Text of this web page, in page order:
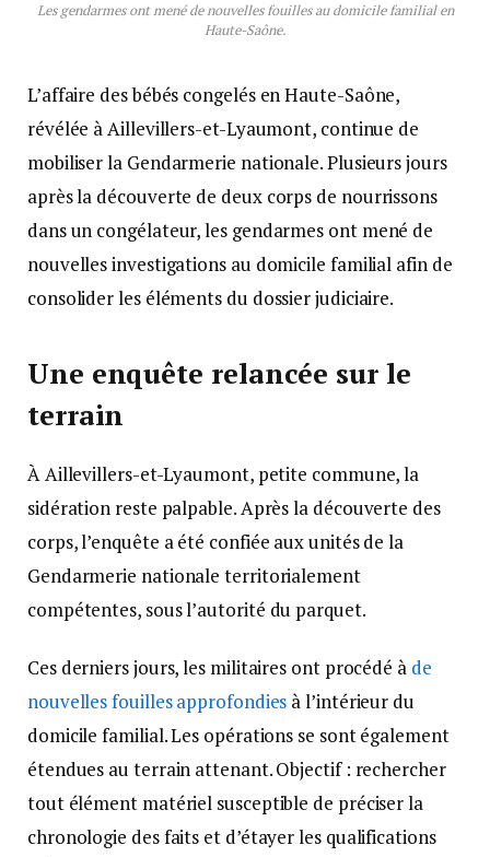
Les gendarmes ont mené de nouvelles fouilles au domicile familial en
Haute-Saône.
L’affaire des bébés congelés en Haute-Saône,
révélée à Aillevillers-et-Lyaumont, continue de
mobiliser la Gendarmerie nationale. Plusieurs jours
après la découverte de deux corps de nourrissons
dans un congélateur, les gendarmes ont mené de
nouvelles investigations au domicile familial afin de
consolider les éléments du dossier judiciaire.
Une enquête relancée sur le
terrain
À Aillevillers-et-Lyaumont, petite commune, la
sidération reste palpable. Après la découverte des
corps, l’enquête a été confiée aux unités de la
Gendarmerie nationale territorialement
compétentes, sous l’autorité du parquet.
Ces derniers jours, les militaires ont procédé àde
nouvelles fouilles approfondies à l’intérieur du
domicile familial. Les opérations se sont également
étendues au terrain attenant. Objectif : rechercher
tout élément matériel susceptible de préciser la
chronologie des faits et d’étayer les qualifications